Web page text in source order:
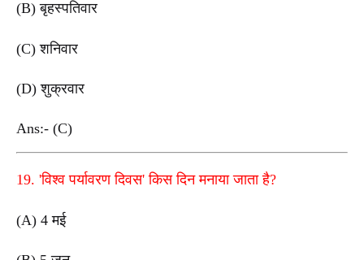
(B) बृहस्पतिवार
(C) शनिवार
(D) शुक्रवार
Ans:- (C)
19. 'विश्व पर्यावरण दिवस' किस दिन मनाया जाता है?
(A) 4 मई